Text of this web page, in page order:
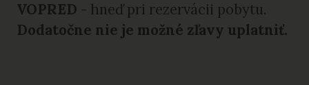
VOPRED - hneď pri rezervácii pobytu.
Dodatočne nie je možné zľavy uplatniť.